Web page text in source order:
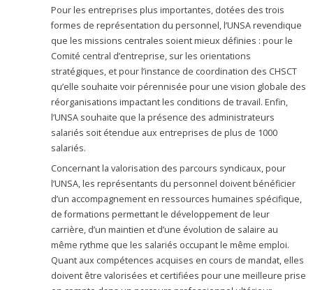
Pour les entreprises plus importantes, dotées des trois
formes de représentation du personnel, l’UNSA revendique
que les missions centrales soient mieux définies : pour le
Comité central d’entreprise, sur les orientations
stratégiques, et pour l’instance de coordination des CHSCT
qu’elle souhaite voir pérennisée pour une vision globale des
réorganisations impactant les conditions de travail. Enfin,
l’UNSA souhaite que la présence des administrateurs
salariés soit étendue aux entreprises de plus de 1000
salariés.
Concernant la valorisation des parcours syndicaux, pour
l’UNSA, les représentants du personnel doivent bénéficier
d’un accompagnement en ressources humaines spécifique,
de formations permettant le développement de leur
carrière, d’un maintien et d’une évolution de salaire au
même rythme que les salariés occupant le même emploi.
Quant aux compétences acquises en cours de mandat, elles
doivent être valorisées et certifiées pour une meilleure prise